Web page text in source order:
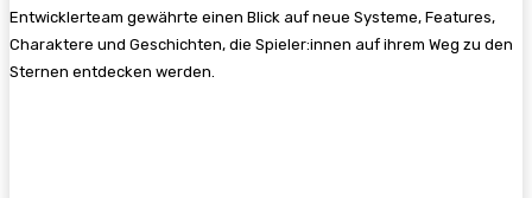
Entwicklerteam gewährte einen Blick auf neue Systeme, Features,
Charaktere und Geschichten, die Spieler:innen auf ihrem Weg zu den
Sternen entdecken werden.